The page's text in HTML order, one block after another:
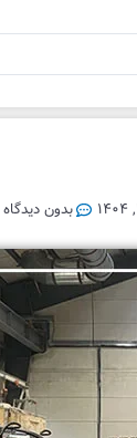
بدون دیدگاه